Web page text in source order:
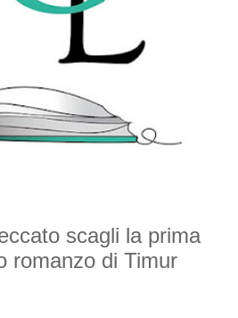
scagli la prima
romanzo di Timur